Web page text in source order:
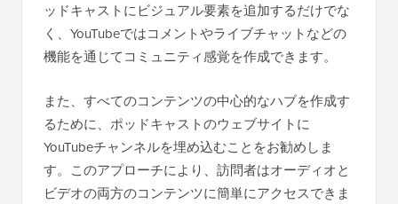
ッドキャストにビジュアル要素を追加するだけでな
く、YouTubeではコメントやライブチャットなどの
機能を通じてコミュニティ感覚を作成できます。
また、すべてのコンテンツの中心的なハブを作成す
るために、ポッドキャストのウェブサイトに
YouTubeチャンネルを埋め込むことをお勧めしま
す。このアプローチにより、訪問者はオーディオと
ビデオの両方のコンテンツに簡単にアクセスできま